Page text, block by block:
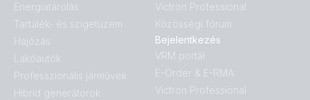
Energiatárolás
Tartalék- és szigetüzem
Hajózás
Lakóautók
Professzionális járművek
Hibrid generátorok
Victron Professional
Közösségi fórum
Bejelentkezés
VRM portál
E-Order & E-RMA
Victron Professional